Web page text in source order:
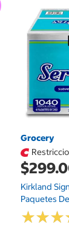
Grocery
Kirkland
Paquetes
★★★
★★★